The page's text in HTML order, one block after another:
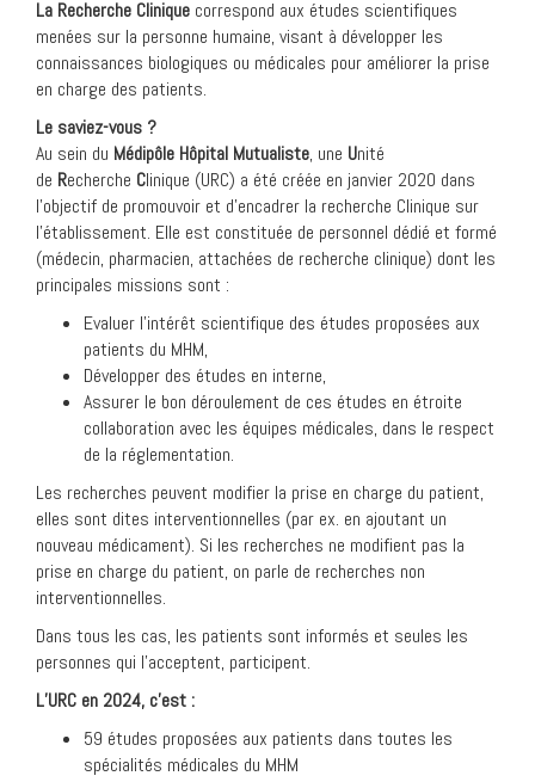
La Recherche Clinique correspond aux études scientifiques
menées sur la personne humaine, visant à développer les
connaissances biologiques ou médicales pour améliorer la prise
en charge des patients.
Le saviez-vous ?
Au sein du Médipôle Hôpital Mutualiste, une Unité
de Recherche Clinique (URC) a été créée en janvier 2020 dans
l’objectif de promouvoir et d’encadrer la recherche Clinique sur
l’établissement. Elle est constituée de personnel dédié et formé
(médecin, pharmacien, attachées de recherche clinique) dont les
principales missions sont :
Evaluer l’intérêt scientifique des études proposées aux
patients du MHM,
Développer des études en interne,
Assurer le bon déroulement de ces études en étroite
collaboration avec les équipes médicales, dans le respect
de la réglementation.
Les recherches peuvent modifier la prise en charge du patient,
elles sont dites interventionnelles (par ex. en ajoutant un
nouveau médicament). Si les recherches ne modifient pas la
prise en charge du patient, on parle de recherches non
interventionnelles.
Dans tous les cas, les patients sont informés et seules les
personnes qui l’acceptent, participent.
L’URC en 2024, c’est :
59 études proposées aux patients dans toutes les
spécialités médicales du MHM